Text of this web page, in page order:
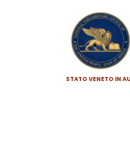
STATO VENETO IN